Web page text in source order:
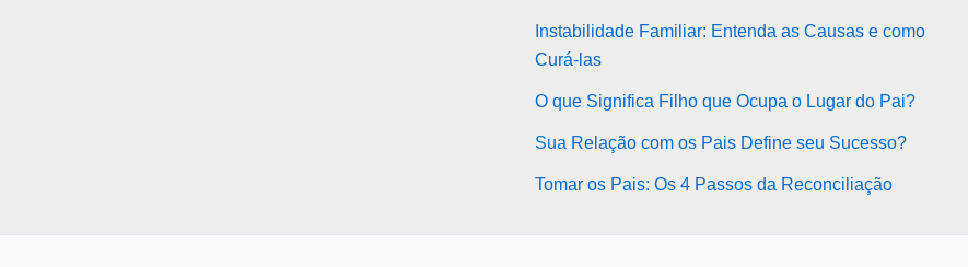
Instabilidade Familiar: Entenda as Causas e como
Curá-las
O que Significa Filho que Ocupa o Lugar do Pai?
Sua Relação com os Pais Define seu Sucesso?
Tomar os Pais: Os 4 Passos da Reconciliação